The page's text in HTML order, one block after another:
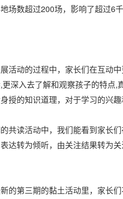
场数超过200场，影响了超过6千
动的过程中，家长们在互动中
深入去了解和观察孩子的特点,
授的知识道理，对于学习的兴
读活动中，我们能看到家长们
达转为倾听，由关注结果转为
第三期的黏土活动里，家长们